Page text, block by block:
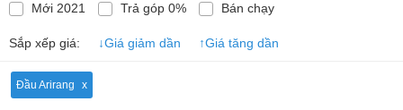
Mới 2021 Trả góp 0% Bán chạy
Sắp xếp giá: ↓Giá giảm dần ↑Giá tăng dần
Đầu Arirang